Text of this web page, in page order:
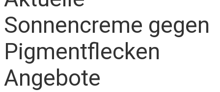
Sonnencreme gegen
Pigmentflecken
Angebote